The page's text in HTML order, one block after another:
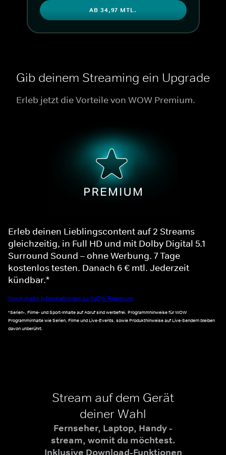
AB 34,97 MTL.
Gib deinem Streaming ein Upgrade
Erleb jetzt die Vorteile von WOW Premium.
Erleb deinen Lieblingscontent auf 2 Streams
gleichzeitig, in Full HD und mit Dolby Digital 5.1
Surround Sound – ohne Werbung. 7 Tage
kostenlos testen. Danach 6 € mtl. Jederzeit
kündbar.*
Noch mehr Informationen zu WOW Premium
*Serien-, Filme- und Sport-Inhalte auf Abruf sind werbefrei. Programmhinweise für WOW
Programminhalte wie Serien, Filme und Live-Events, sowie Produkthinweise auf Live-Sendern bleiben
davon unberührt.
Stream auf dem Gerät
deiner Wahl
Fernseher, Laptop, Handy -
stream, womit du möchtest.
Inklusive Download-Funktionen